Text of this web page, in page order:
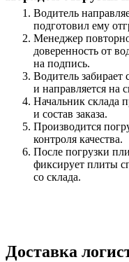
Водитель
подготовил ему
Менеджер
доверенность от
на подпись.
Водитель
и направляется на
Начальник склада
и состав заказа.
Производится
контроля качества.
После погрузки
фиксирует плиты
со склада.
Доставка